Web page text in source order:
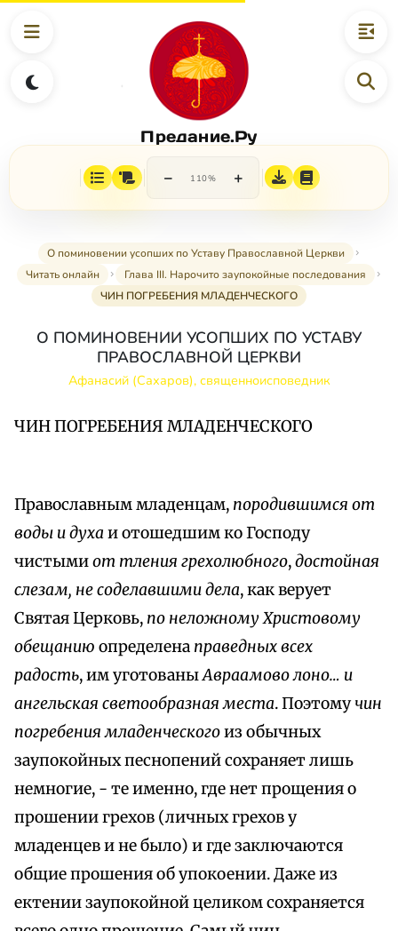
Предание.Ру
− 110% +
О поминовении усопших по Уставу Православной Церкви
Читать онлайн
Глава III. Нарочито заупокойные последования
ЧИН ПОГРЕБЕНИЯ МЛАДЕНЧЕСКОГО
О ПОМИНОВЕНИИ УСОПШИХ ПО УСТАВУ
ПРАВОСЛАВНОЙ ЦЕРКВИ
Афанасий (Сахаров), священноисповедник
ЧИН ПОГРЕБЕНИЯ МЛАДЕНЧЕСКОГО
Православным младенцам, породившимся от
воды и духаи отошедшим ко Господу
чистымиот тления грехолюбного,достойная
слезам, не соделавшими дела, как верует
Святая Церковь, по неложному Христовому
обещанию определена праведных всех
радость, им уготованыАвраамово лоно… и
ангельская светообразная места. Поэтомучин
погребения младенческогоиз обычных
заупокойных песнопений сохраняет лишь
немногие, - те именно, где нет прощения о
прошении грехов (личных грехов у
младенцев и не было) и где заключаются
общие прошения об упокоении. Даже из
ектении заупокойной целиком сохраняется